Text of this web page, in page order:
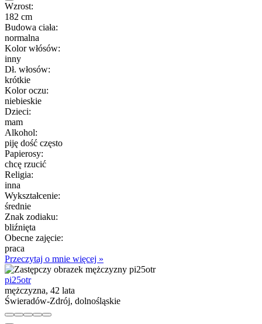
Wzrost:
182 cm
Budowa ciała:
normalna
Kolor włósów:
inny
Dł. włosów:
krótkie
Kolor oczu:
niebieskie
Dzieci:
mam
Alkohol:
piję dość często
Papierosy:
chcę rzucić
Religia:
inna
Wykształcenie:
średnie
Znak zodiaku:
bliźnięta
Obecne zajęcie:
praca
Przeczytaj o mnie więcej »
pi25otr
mężczyzna, 42 lata
Świeradów-Zdrój, dolnośląskie